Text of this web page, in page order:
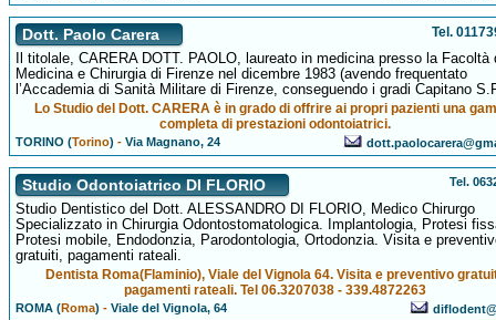
Dott. Paolo Carera Tel.
Il titolale, CARERA DOTT. PAOLO, laureato in medicina presso la Facoltà
Medicina e Chirurgia di Firenze nel dicembre 1983 (avendo frequentato
l’Accademia di Sanità Militare di Firenze, conseguendo i gradi Capitano
Lo Studio del Dott. CARERA è in grado di offrire ai propri pazienti una
completa di prestazioni odontoiatrici.
TORINO (Torino) -Via Magnano, 24
Studio Odontoiatrico DI FLORIO Tel.
Studio Dentistico del Dott. ALESSANDRO DI FLORIO, Medico Chirurgo
Specializzato in Chirurgia Odontostomatologica. Implantologia, Protesi
Protesi mobile, Endodonzia, Parodontologia, Ortodonzia. Visita e
gratuiti, pagamenti rateali.
Dentista Roma(Flaminio), Viale del Vignola 64. Visita e preventivo
pagamenti rateali. Tel 06.3207038 - 339.4872263
ROMA (Roma) -Viale del Vignola, 64